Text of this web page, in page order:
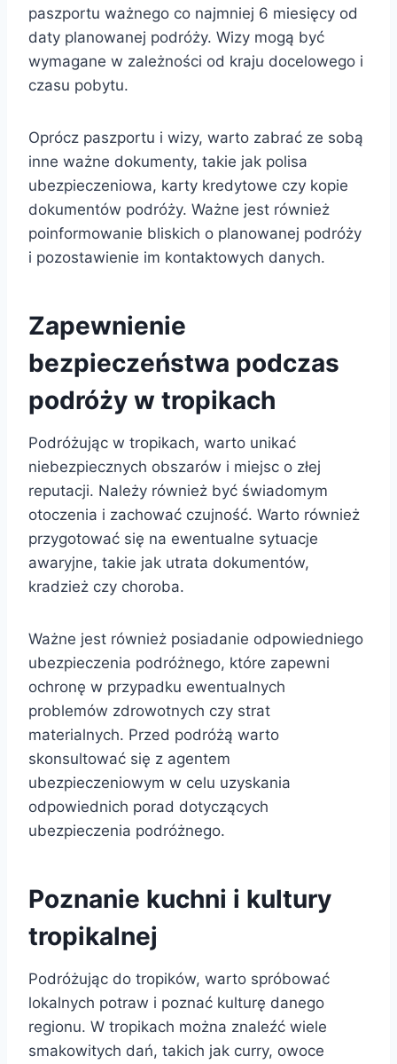
paszportu ważnego co najmniej 6 miesięcy od
daty planowanej podróży. Wizy mogą być
wymagane w zależności od kraju docelowego i
czasu pobytu.
Oprócz paszportu i wizy, warto zabrać ze sobą
inne ważne dokumenty, takie jak polisa
ubezpieczeniowa, karty kredytowe czy kopie
dokumentów podróży. Ważne jest również
poinformowanie bliskich o planowanej podróży
i pozostawienie im kontaktowych danych.
Zapewnienie
bezpieczeństwa podczas
podróży w tropikach
Podróżując w tropikach, warto unikać
niebezpiecznych obszarów i miejsc o złej
reputacji. Należy również być świadomym
otoczenia i zachować czujność. Warto również
przygotować się na ewentualne sytuacje
awaryjne, takie jak utrata dokumentów,
kradzież czy choroba.
Ważne jest również posiadanie odpowiedniego
ubezpieczenia podróżnego, które zapewni
ochronę w przypadku ewentualnych
problemów zdrowotnych czy strat
materialnych. Przed podróżą warto
skonsultować się z agentem
ubezpieczeniowym w celu uzyskania
odpowiednich porad dotyczących
ubezpieczenia podróżnego.
Poznanie kuchni i kultury
tropikalnej
Podróżując do tropików, warto spróbować
lokalnych potraw i poznać kulturę danego
regionu. W tropikach można znaleźć wiele
smakowitych dań, takich jak curry, owoce